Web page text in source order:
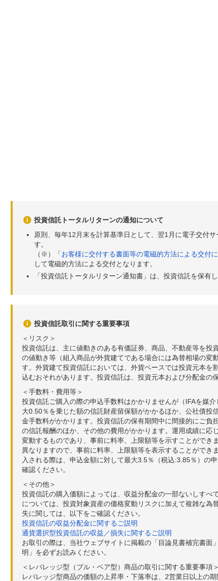
投資信託トータルリターンの通知について
原則、毎年12月末を計算基準日として、翌1月に電子交付
す。
（※）「お客様に交付する書面等の電磁的方法による交付
して電磁的方法による交付となります。
「投資信託トータルリターン通知書」は、投資信託を保有
投資信託取引に関する重要事項
＜リスク＞
投資信託は、主に値動きのある有価証券、商品、不動産等を
の値動き等（組入商品が外貨建てである場合には為替相場の
す。外貨建て投資信託においては、外貨ベースでは投資元本
込むおそれがあります。投資信託は、投資元本および分配金の
＜手数料・費用等＞
投資信託ご購入の際の申込手数料はかかりませんが（IFAを媒
大0.50％を乗じた額の信託財産留保額がかかるほか、公社債
金手数料がかかります。投資信託の保有期間中に間接的にご
の信託報酬のほか、その他の費用がかかります。運用成績に
変動するものであり、事前に料率、上限額等を示すことがで
異なりますので、事前に料率、上限額等を表示することがで
入される際は、申込金額に対して最大3.5％（税込:3.85％）の
確認ください。
＜その他＞
投資信託の購入価額によっては、収益分配金の一部ないしす
については、投資対象資産の価格変動リスクに加えて複雑な
失に関しては、以下をご確認ください。
投資信託の収益分配金に関するご説明
通貨選択型投資信託の収益／損失に関するご説明
お取引の際は、当社ウェブサイトに掲載の「目論見書補完書
明」を必ずお読みください。
＜レバレッジ型（ブル・ベア型）商品の取引に関する重要事項
レバレッジ型商品の価額の上昇率・下落率は、2営業日以上の